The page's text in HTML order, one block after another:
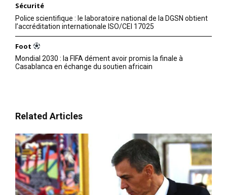
Sécurité
Police scientifique : le laboratoire national de la DGSN obtient
l’accréditation internationale ISO/CEI 17025
Foot
Mondial 2030 : la FIFA dément avoir promis la finale à
Casablanca en échange du soutien africain
Related Articles